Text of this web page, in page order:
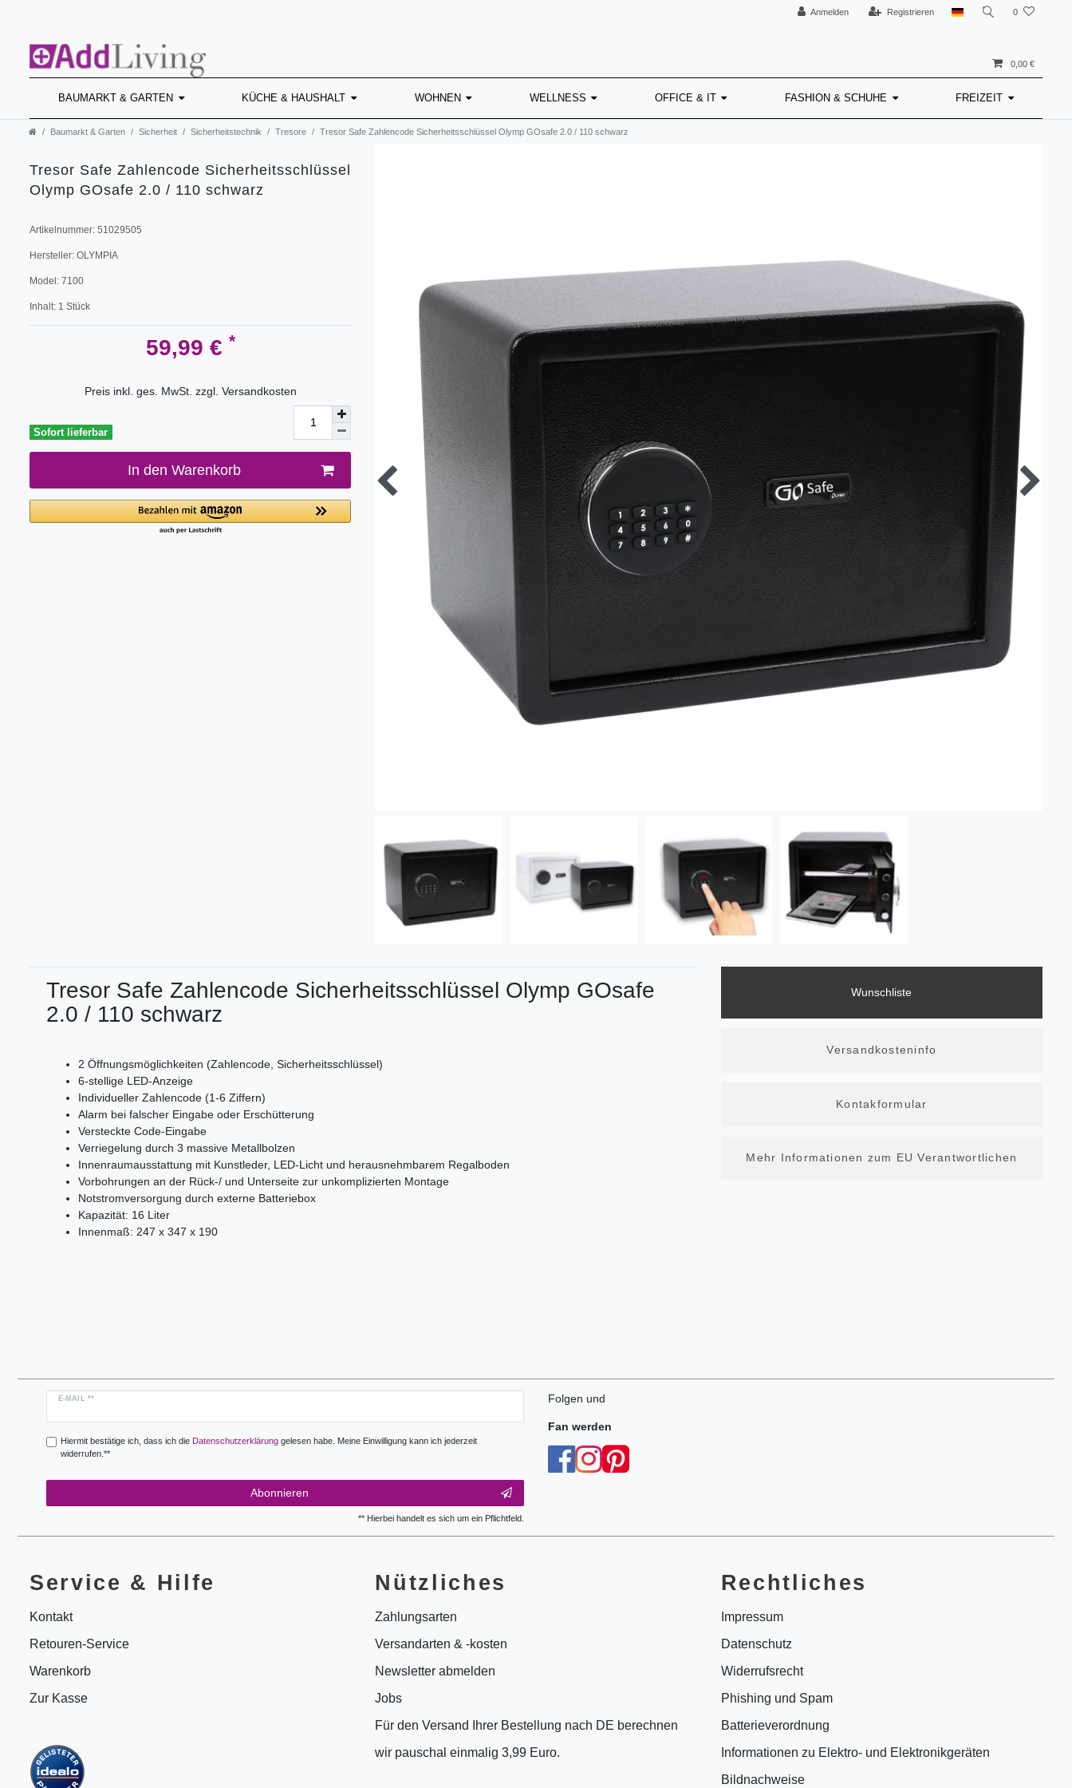
Anmelden Registrieren 0
0,00 €
BAUMARKT & GARTEN KÜCHE & HAUSHALT WOHNEN WELLNESS OFFICE & IT FASHION & SCHUHE FREIZEIT
Baumarkt & Garten Sicherheit Sicherheitstechnik Tresore Tresor Safe Zahlencode Sicherheitsschlüssel Olymp GOsafe 2.0 / 110 schwarz
Tresor Safe Zahlencode Sicherheitsschlüssel
Olymp GOsafe 2.0 / 110 schwarz
Artikelnummer: 51029505
Hersteller: OLYMPIA
Model: 7100
Inhalt: 1 Stück
59,99 € *
Preis inkl. ges. MwSt. zzgl. Versandkosten
Sofort lieferbar
In den Warenkorb
Tresor Safe Zahlencode Sicherheitsschlüssel Olymp GOsafe
2.0 / 110 schwarz
2 Öffnungsmöglichkeiten (Zahlencode, Sicherheitsschlüssel)
6-stellige LED-Anzeige
Individueller Zahlencode (1-6 Ziffern)
Alarm bei falscher Eingabe oder Erschütterung
Versteckte Code-Eingabe
Verriegelung durch 3 massive Metallbolzen
Innenraumausstattung mit Kunstleder, LED-Licht und herausnehmbarem Regalboden
Vorbohrungen an der Rück-/ und Unterseite zur unkomplizierten Montage
Notstromversorgung durch externe Batteriebox
Kapazität: 16 Liter
Innenmaß: 247 x 347 x 190
Wunschliste
Versandkosteninfo
Kontakformular
Mehr Informationen zum EU Verantwortlichen
E-MAIL **
Newsletter
Hiermit bestätige ich, dass ich die Daten­schutz­erklärunggelesen habe. Meine Einwilligung kann ich jederzeit
widerrufen.**
Abonnieren
** Hierbei handelt es sich um ein Pflichtfeld.
Folgen und
Fan werden
Service & Hilfe
Kontakt
Retouren-Service
Warenkorb
Zur Kasse
Nützliches
Zahlungsarten
Versandarten & -kosten
Newsletter abmelden
Jobs
Für den Versand Ihrer Bestellung nach DE berechnen
wir pauschal einmalig 3,99 Euro.
Rechtliches
Impressum
Datenschutz
Widerrufsrecht
Phishing und Spam
Batterieverordnung
Informationen zu Elektro- und Elektronikgeräten
Bildnachweise